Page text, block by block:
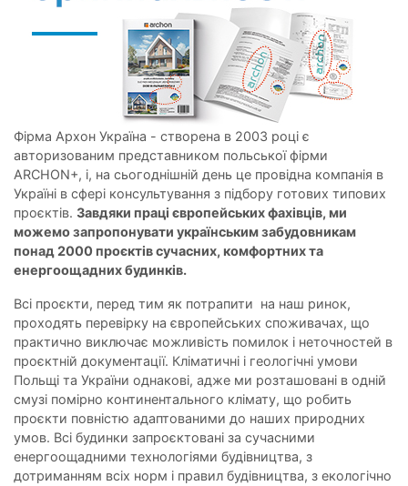
Фірма Архон Україна - створена в 2003 році є
авторизованим представником польської фірми
ARCHON+, і, на сьогоднішній день це провідна компанія в
Україні в сфері консультування з підбору готових типових
проєктів. Завдяки праці європейських фахівців, ми
можемо запропонувати українським забудовникам
понад 2000 проєктів сучасних, комфортних та
енергоощадних будинків.
Всі проєкти, перед тим як потрапити на наш ринок,
проходять перевірку на європейських споживачах, що
практично виключає можливість помилок і неточностей в
проєктній документації. Кліматичні і геологічні умови
Польщі та України однакові, адже ми розташовані в одній
смузі помірно континентального клімату, що робить
проєкти повністю адаптованими до наших природних
умов. Всі будинки запроєктовані за сучасними
енергоощадними технологіями будівництва, з
дотриманням всіх норм і правил будівництва, з екологічно